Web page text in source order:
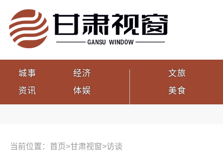
城事
资讯
经济
体娱
文旅
美食
当前位置：首页>甘肃视窗>访谈